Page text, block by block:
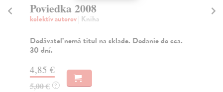
Poviedka 2008
kolektív autorov| Kniha
Dodávateľ nemá titul na sklade. Dodanie do cca.
30 dní.
4,85 €
5,00 € ?